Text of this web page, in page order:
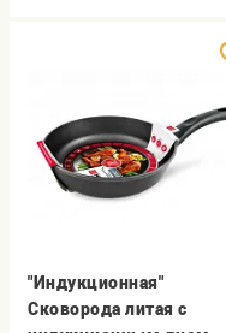
"Индукционная"
Сковорода литая с